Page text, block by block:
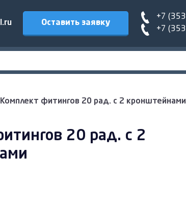
Оставить заявку
+7
+7
Комплект фитингов 20 рад. с 2 кронштейнами
20 рад. с 2